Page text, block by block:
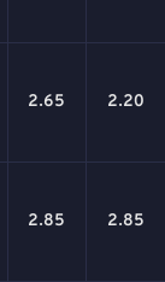
2.65 2.20
2.85 2.85